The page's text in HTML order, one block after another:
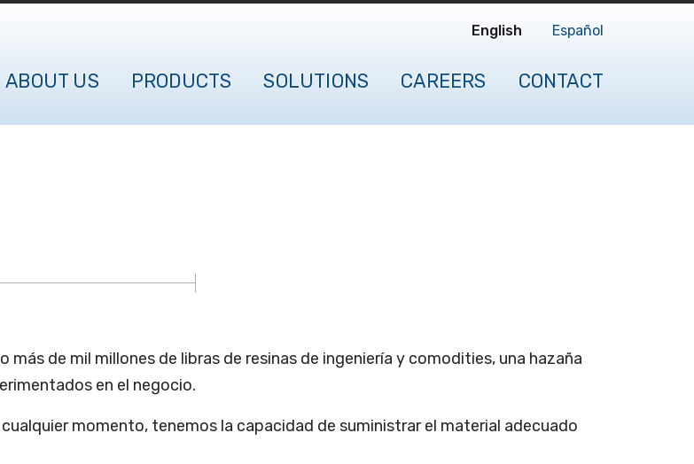
English Español
ABOUT US PRODUCTS SOLUTIONS CAREERS CONTACT
de mil millones de libras de resinas de ingeniería y comodities, una hazaña
en el negocio.
momento, tenemos la capacidad de suministrar el material adecuado